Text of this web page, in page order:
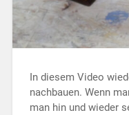
In diesem Video
nachbauen. Wenn
man hin und wieder